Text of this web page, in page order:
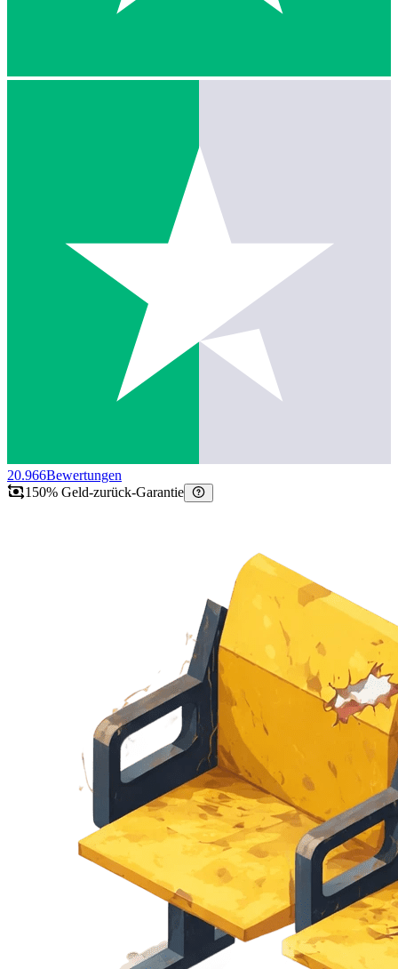
20.966Bewertungen
150% Geld-zurück-Garantie